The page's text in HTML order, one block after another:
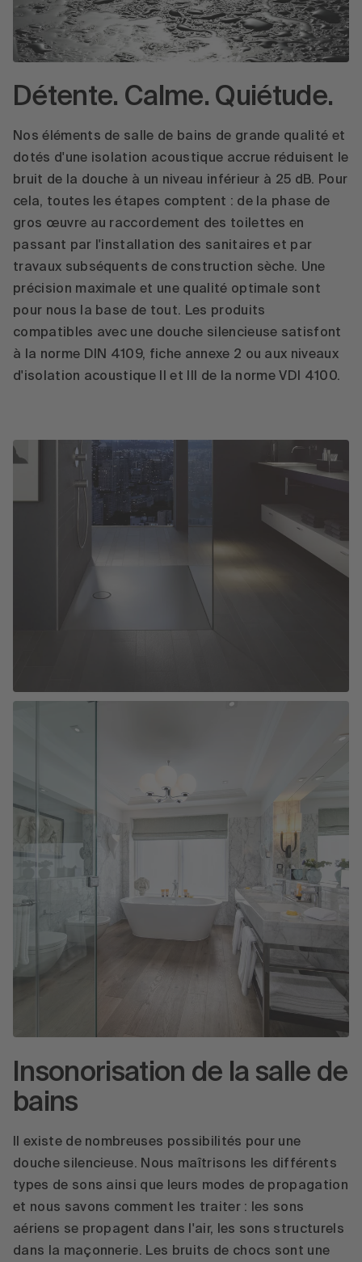
Détente. Calme. Quiétude.
Nos éléments de salle de bains de grande qualité et
dotés d'une isolation acoustique accrue réduisent le
bruit de la douche à un niveau inférieur à 25 dB. Pour
cela, toutes les étapes comptent : de la phase de
gros œuvre au raccordement des toilettes en
passant par l'installation des sanitaires et par
travaux subséquents de construction sèche. Une
précision maximale et une qualité optimale sont
pour nous la base de tout. Les produits
compatibles avec une douche silencieuse satisfont
à la norme DIN 4109, fiche annexe 2 ou aux niveaux
d'isolation acoustique II et III de la norme VDI 4100.
Insonorisation de la salle de
bains
Il existe de nombreuses possibilités pour une
douche silencieuse. Nous maîtrisons les différents
types de sons ainsi que leurs modes de propagation
et nous savons comment les traiter : les sons
aériens se propagent dans l'air, les sons structurels
dans la maçonnerie. Les bruits de chocs sont une